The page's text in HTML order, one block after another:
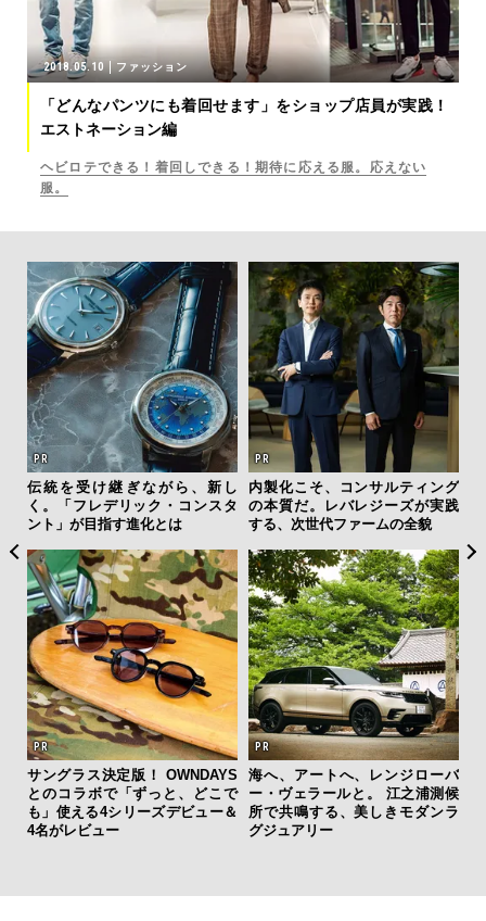
2018.05.10 ファッション
「どんなパンツにも着回せます」をショップ店員が実践！
エストネーション編
ヘビロテできる！着回しできる！期待に応える服。応えない
服。
伝統を受け継ぎながら、新し
く。「フレデリック・コンスタ
ント」が目指す進化とは
内製化こそ、コンサルティング
の本質だ。レバレジーズが実践
する、次世代ファームの全貌
サングラス決定版！ OWNDAYS
とのコラボで「ずっと、どこで
も」使える4シリーズデビュー＆
4名がレビュー
海へ、アートへ、レンジローバ
ー・ヴェラールと。 江之浦測候
所で共鳴する、美しきモダンラ
グジュアリー